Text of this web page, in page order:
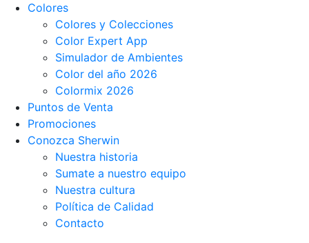
Colores
Colores y Colecciones
Color Expert App
Simulador de Ambientes
Color del año 2026
Colormix 2026
Puntos de Venta
Promociones
Conozca Sherwin
Nuestra historia
Sumate a nuestro equipo
Nuestra cultura
Política de Calidad
Contacto